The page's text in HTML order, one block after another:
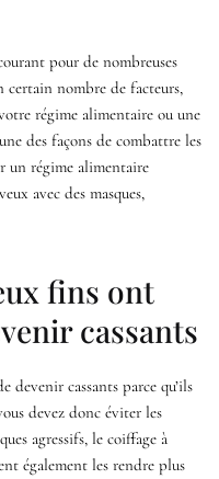
pour de nombreuses
certain nombre de facteurs,
régime alimentaire ou une
des façons de combattre les
un régime alimentaire
avec des masques,
fins ont
cassants
devenir cassants parce qu’ils
devez donc éviter les
agressifs, le coiffage à
également les rendre plus